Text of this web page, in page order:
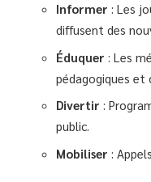
Informer : Les
diffusent des
Éduquer : Les
pédagogiques et
Divertir :
public.
Mobiliser :